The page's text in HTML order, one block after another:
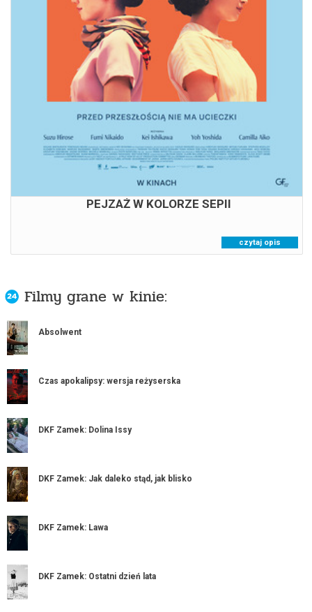
PEJZAŻ W KOLORZE SEPII
17:30
czytaj opis
Filmy grane w kinie:
Absolwent
Czas apokalipsy: wersja reżyserska
DKF Zamek: Dolina Issy
DKF Zamek: Jak daleko stąd, jak blisko
DKF Zamek: Lawa
DKF Zamek: Ostatni dzień lata